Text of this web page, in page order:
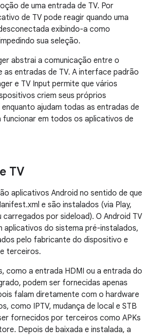
de uma entrada de TV. Por
de TV pode reagir quando uma
exibindo-a como
sua seleção.
abstrai a comunicação entre o
as entradas de TV. A interface padrão
e TV Input permite que vários
criem seus próprios
ajudam todas as entradas de
funcionar em todos os aplicativos de
TV
aplicativos Android no sentido de que
e são instalados (via Play,
por sideload). O Android TV
aplicativos do sistema pré-instalados,
pelo fabricante do dispositivo e
terceiros.
como a entrada HDMI ou a entrada do
podem ser fornecidas apenas
falam diretamente com o hardware
como IPTV, mudança de local e STB
fornecidos por terceiros como APKs
Depois de baixada e instalada, a